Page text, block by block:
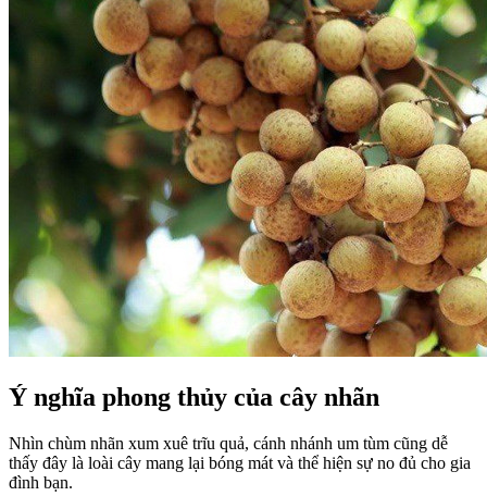
Ý nghĩa phong thủy của cây nhãn
Nhìn chùm nhãn xum xuê trĩu quả, cánh nhánh um tùm cũng dễ
thấy đây là loài cây mang lại bóng mát và thể hiện sự no đủ cho gia
đình bạn.